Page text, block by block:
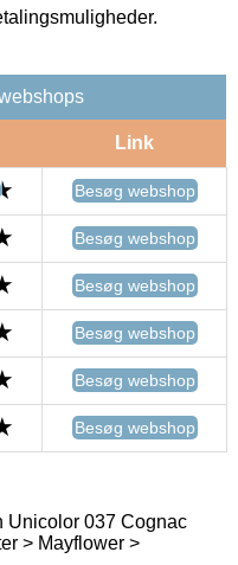
Link
Besøg webshop
Besøg webshop
Besøg webshop
Besøg webshop
Besøg webshop
Besøg webshop
Unicolor 037 Cognac
> Mayflower >